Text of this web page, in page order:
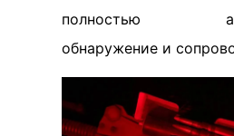
полностью
обнаружение и